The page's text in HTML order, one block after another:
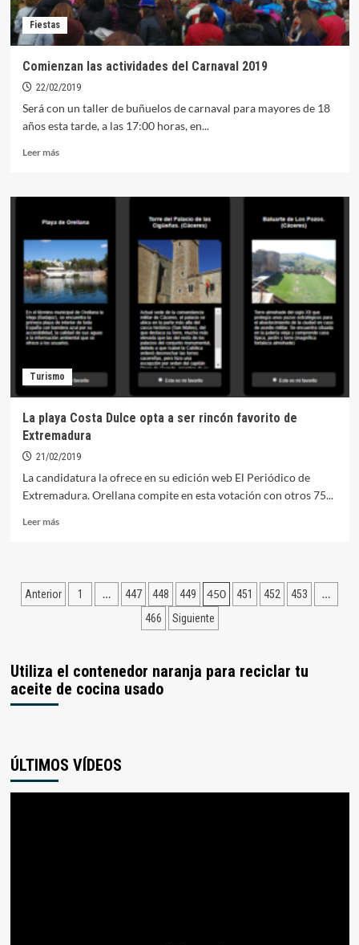
Fiestas
Comienzan las actividades del Carnaval 2019
22/02/2019
Será con un taller de buñuelos de carnaval para mayores de 18
años esta tarde, a las 17:00 horas, en...
Leer másLeer
Comienzan
actividades
del
Carnaval
2019
Turismo
La playa Costa Dulce opta a ser rincón favorito de
Extremadura
21/02/2019
La candidatura la ofrece en su edición web El Periódico de
Extremadura. Orellana compite en esta votación con otros 75...
Leer másLeer
playa
Costa
rincón
favorito
de
Paginación
Anterior 1 … 447 448 449 450 451 452 453 …
466 Siguiente
Utiliza el contenedor naranja para reciclar tu
aceite de cocina usado
ÚLTIMOS VÍDEOS